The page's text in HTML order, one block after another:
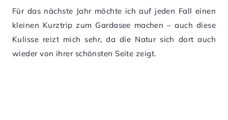
Für das nächste Jahr möchte ich auf jeden Fall einen
kleinen Kurztrip zum Gardasee machen – auch diese
Kulisse reizt mich sehr, da die Natur sich dort auch
wieder von ihrer schönsten Seite zeigt.